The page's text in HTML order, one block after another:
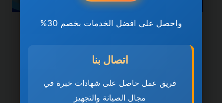
خدمات دبي
شركة تنظيف منازل في دبي
0501270935 ضمان مدى
الحياة
واحصل على افضل الخدمات بخصم 30%
اتصال بنا
فريق عمل حاصل على شهادات خبرة في
مجال الصيانة والتجهيز